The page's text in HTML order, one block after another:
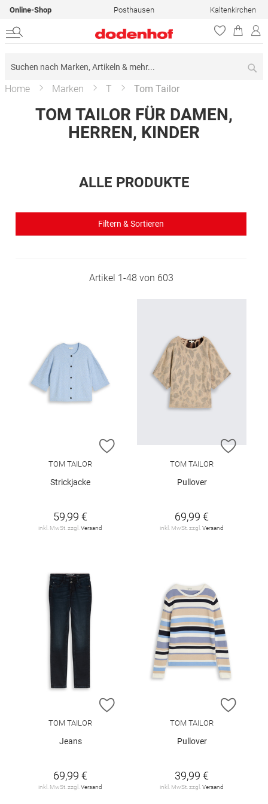
Online-Shop Posthausen Kaltenkirchen
Home Marken T Tom Tailor
TOM TAILOR FÜR DAMEN,
HERREN, KINDER
ALLE PRODUKTE
Filtern & Sortieren
Artikel 1-48 von 603
ZUR WUNSCHLISTE HINZUFÜGEN
TOM TAILOR
Strickjacke
59,99 €
inkl. MwSt. zzgl. Versand
ZUR
TOM TAILOR
Pullover
69,99 €
inkl. MwSt. zzgl. Versand
ZUR WUNSCHLISTE HINZUFÜGEN
TOM TAILOR
Jeans
69,99 €
inkl. MwSt. zzgl. Versand
ZUR
TOM TAILOR
Pullover
39,99 €
inkl. MwSt. zzgl. Versand